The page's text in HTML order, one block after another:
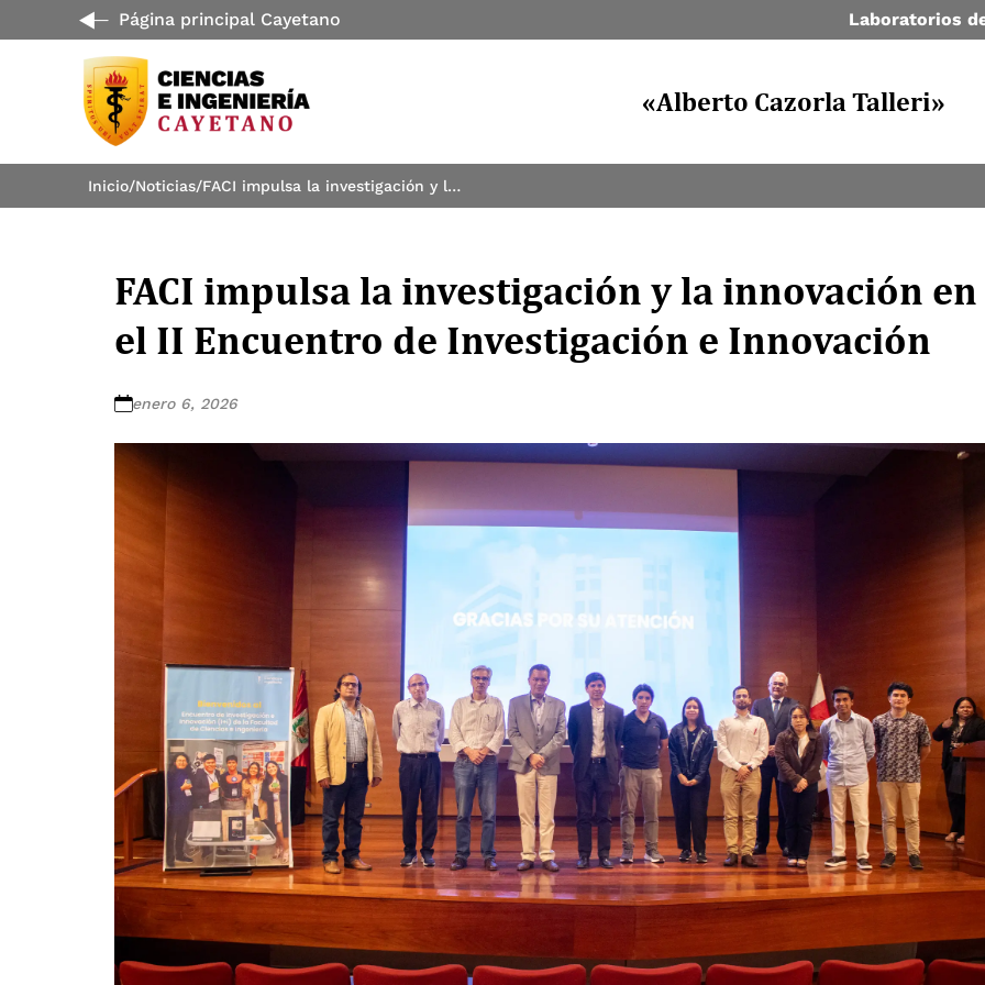
Página principal Cayetano Laboratorios
«Alberto Cazorla Talleri»
Inicio/Noticias/ FACI impulsa la investigación y la innovación en el II Encuentro de Investigación e Innovación
FACI impulsa la investigación y la innovación en
el II Encuentro de Investigación e Innovación
enero 6, 2026